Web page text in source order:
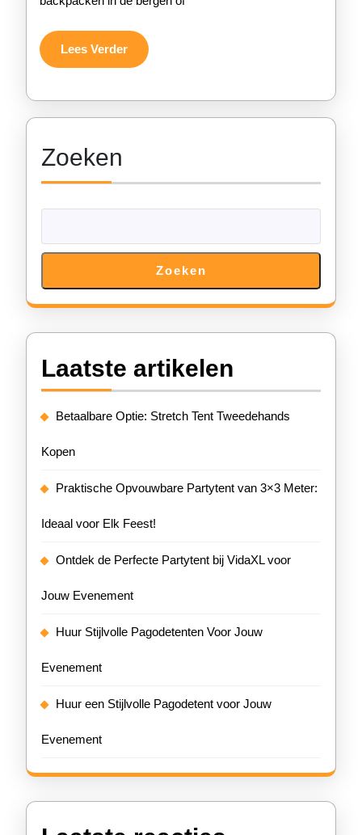
Lees VerderLees
Verder
Zoeken
Zoeken
Laatste artikelen
Betaalbare Optie: Stretch Tent Tweedehands
Kopen
Praktische Opvouwbare Partytent van 3×3 Meter:
Ideaal voor Elk Feest!
Ontdek de Perfecte Partytent bij VidaXL voor
Jouw Evenement
Huur Stijlvolle Pagodetenten Voor Jouw
Evenement
Huur een Stijlvolle Pagodetent voor Jouw
Evenement